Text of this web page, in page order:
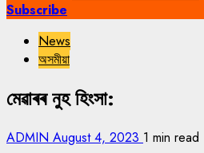
Subscribe
News
অসমীয়া
মেৱাৰৰ নুহ হিংসা:
ADMIN August 4, 2023 1 min read